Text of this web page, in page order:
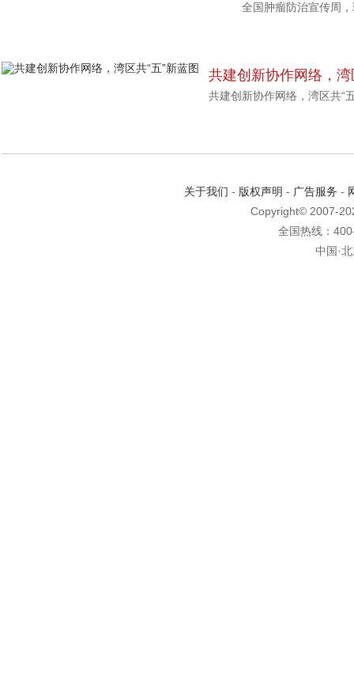
全国肿瘤防治宣传周
共建创新协作网络，湾
共建创新协作网络，湾区共“
关于我们 - 版权声明 - 广告服务 -
Copyright© 2007-
全国热线：
中国·